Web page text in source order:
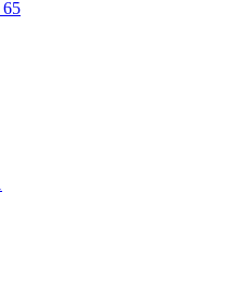
65